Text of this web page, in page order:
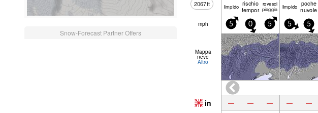
Snow-Forecast Partner Offers
2067ft limp­ido rischio
temporale
rovesci
pioggia limp­ido poche
nuvole
mph 5 0 5 5 5
Mappa
neve
Altro
in — — — — —